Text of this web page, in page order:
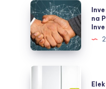
Investování
do
Energetiky:
Pohled
na
Přístup
na
Elektrokotel